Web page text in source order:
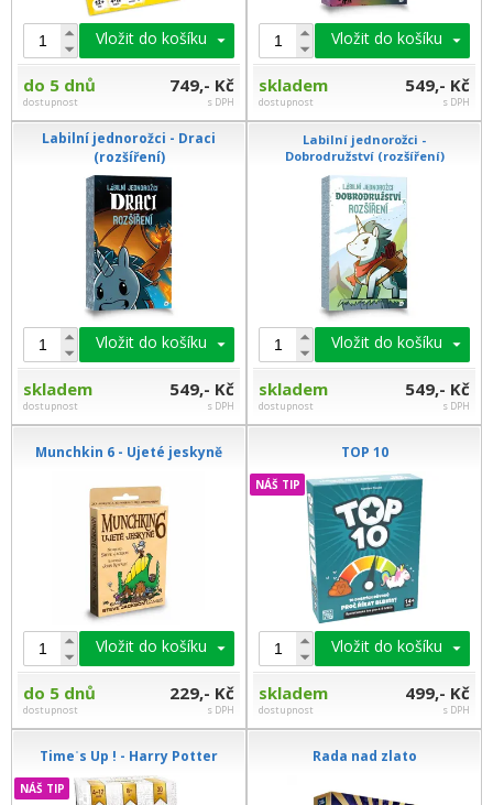
Vložit do košíku
do 5 dnů
dostupnost
749,- Kč
s DPH
Vložit do košíku
skladem
dostupnost
549,- Kč
s DPH
Labilní jednorožci - Draci
(rozšíření)
Vložit do košíku
skladem
dostupnost
549,- Kč
s DPH
Labilní jednorožci -
Dobrodružství (rozšíření)
Vložit do košíku
skladem
dostupnost
549,- Kč
s DPH
Munchkin 6 - Ujeté jeskyně
Vložit do košíku
do 5 dnů
dostupnost
229,- Kč
s DPH
TOP 10
NÁŠ TIP
Vložit do košíku
skladem
dostupnost
499,- Kč
s DPH
Timeʾs Up ! - Harry Potter
NÁŠ TIP
Rada nad zlato